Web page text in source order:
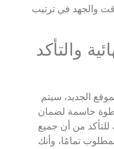
والجهد في ترتيب
والتأكد
الجديد، سيتم
حاسمة لضمان
من أن جميع
تمامًا، وأنك